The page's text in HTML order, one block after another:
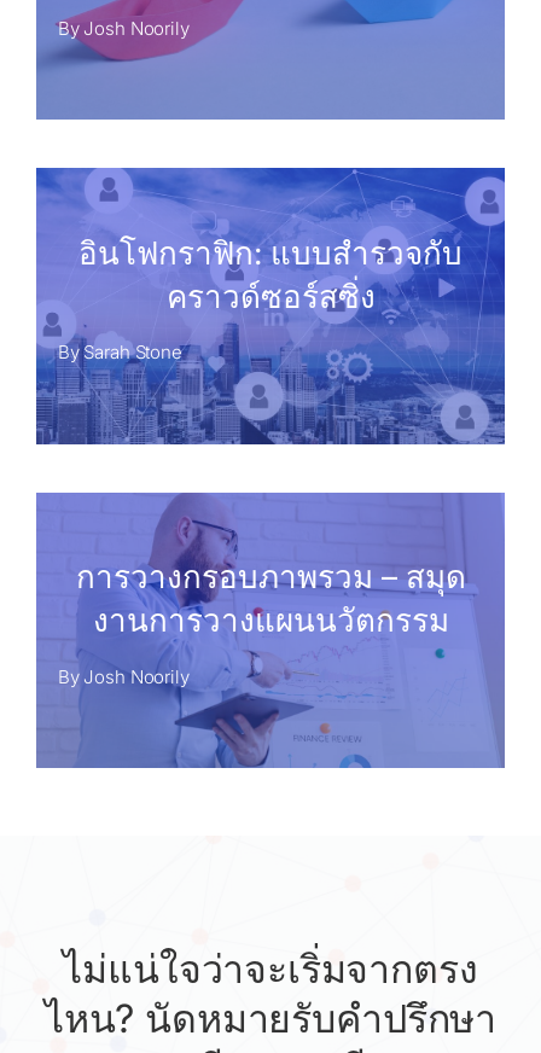
By Josh Noorily
อินโฟกราฟิก: แบบสำรวจกับ
คราวด์ซอร์สซิ่ง
BySarah Stone
การวางกรอบภาพรวม – สมุด
งานการวางแผนนวัตกรรม
By Josh Noorily
ไม่แน่ใจว่าจะเริ่มจากตรง
ไหน? นัดหมายรับคำปรึกษา